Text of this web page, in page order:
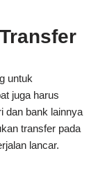
untuk
juga harus
dan bank lainnya
transfer pada
lancar.